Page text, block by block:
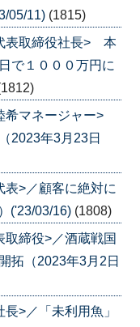
05/11) (1815)
表取締役社長> 本
で１０００万円に
希マネージャー>
2023年3月23日
>／顧客に絶対に
('23/03/16) (1808)
締役>／酒蔵戦国
拓（2023年3月2日
>／「未利用魚」